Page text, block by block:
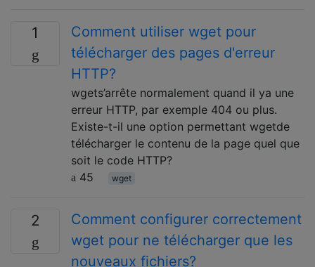
1
Comment utiliser wget pour
télécharger des pages d'erreur
HTTP?
wgets’arrête normalement quand il ya une
erreur HTTP, par exemple 404 ou plus.
Existe-t-il une option permettant wgetde
télécharger le contenu de la page quel que
soit le code HTTP?
45
wget
2
Comment configurer correctement
wget pour ne télécharger que les
nouveaux fichiers?